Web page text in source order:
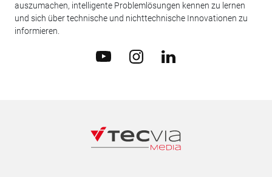
auszumachen, intelligente Problemlösungen kennen zu lernen
und sich über technische und nichttechnische Innovationen zu
informieren.